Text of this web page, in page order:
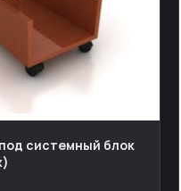
системный блок